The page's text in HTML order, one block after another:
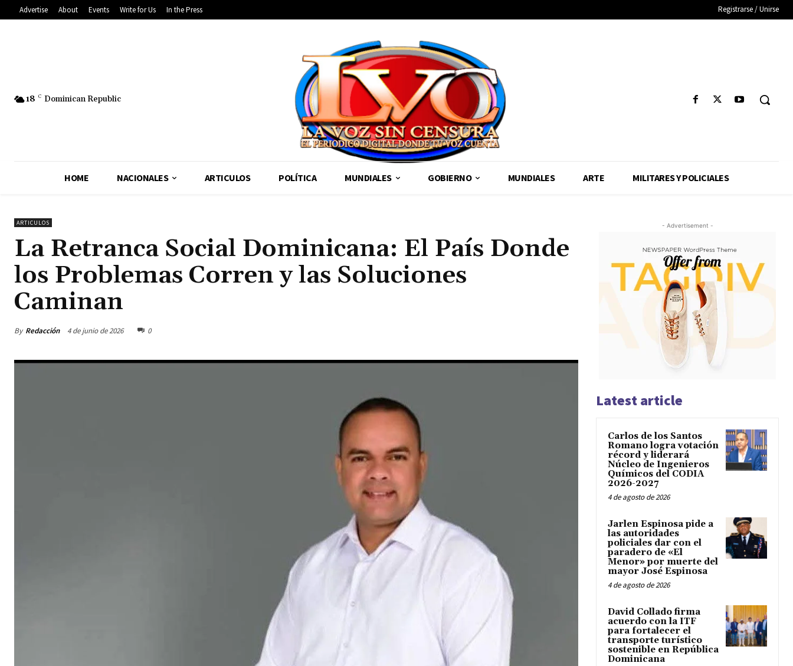
Advertise About Events Write for Us In the Press Registrarse / Unirse
18 C Dominican Republic
HOME NACIONALES ARTICULOS POLÍTICA MUNDIALES GOBIERNO MUNDIALES ARTE MILITARES Y POLICIALES
ARTICULOS
La Retranca Social Dominicana: El País Donde
los Problemas Corren y las Soluciones
Caminan
By Redacción 4 de junio de 2026 0
- Advertisement -
Latest article
Carlos de los Santos
Romano logra votación
récord y liderará
Núcleo de Ingenieros
Químicos del CODIA
2026-2027
4 de agosto de 2026
Jarlen Espinosa pide a
las autoridades
policiales dar con el
paradero de «El
Menor» por muerte del
mayor José Espinosa
4 de agosto de 2026
David Collado firma
acuerdo con la ITF
para fortalecer el
transporte turístico
sostenible en República
Dominicana